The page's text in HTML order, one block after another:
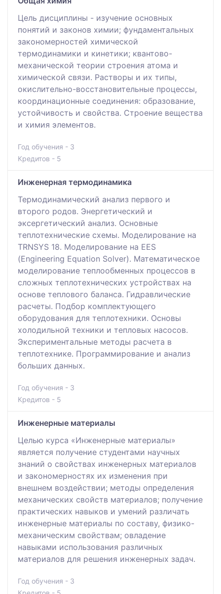
Цель дисциплины - изучение основных
понятий и законов химии; фундаментальных
закономерностей химической
термодинамики и кинетики; квантово-
механической теории строения атома и
химической связи. Растворы и их типы,
окислительно-восстановительные процессы,
координационные соединения: образование,
устойчивость и свойства. Строение вещества
и химия элементов.
Год обучения - 3
Кредитов - 5
Инженерная термодинамика
Термодинамический анализ первого и
второго родов. Энергетический и
эксергетический анализ. Основные
теплотехнические схемы. Моделирование на
TRNSYS 18. Моделирование на EES
(Engineering Equation Solver). Математическое
моделирование теплообменных процессов в
сложных теплотехнических устройствах на
основе теплового баланса. Гидравлические
расчеты. Подбор комплектующего
оборудования для теплотехники. Основы
холодильной техники и тепловых насосов.
Экспериментальные методы расчета в
теплотехнике. Программирование и анализ
больших данных.
Год обучения - 3
Кредитов - 5
Инженерные материалы
Целью курса «Инженерные материалы»
является получение студентами научных
знаний о свойствах инженерных материалов
и закономерностях их изменения при
внешнем воздействии; методы определения
механических свойств материалов; получение
практических навыков и умений различать
инженерные материалы по составу, физико-
механическим свойствам; овладение
навыками использования различных
материалов для решения инженерных задач.
Год обучения - 3